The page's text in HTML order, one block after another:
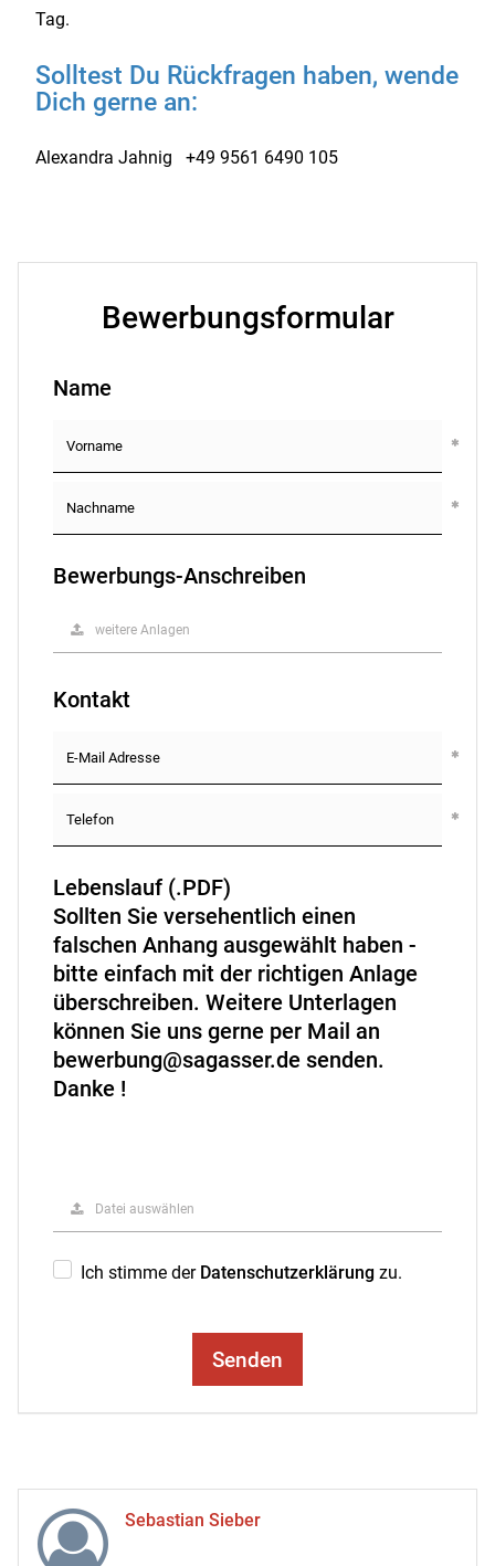
Tag.
Solltest Du Rückfragen haben, wende
Dich gerne an:
Alexandra Jahnig +49 9561 6490 105
Bewerbungsformular
Name
Bewerbungs-Anschreiben
weitere Anlagen
Kontakt
Lebenslauf (.PDF)
Sollten Sie versehentlich einen
falschen Anhang ausgewählt haben -
bitte einfach mit der richtigen Anlage
überschreiben. Weitere Unterlagen
können Sie uns gerne per Mail an
bewerbung@sagasser.de senden.
Danke !
Datei auswählen
Ich stimme der Datenschutzerklärung zu.
Senden
Sebastian Sieber